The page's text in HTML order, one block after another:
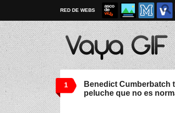
RED DE WEBS
1
Benedict Cumberbatch
peluche que no es